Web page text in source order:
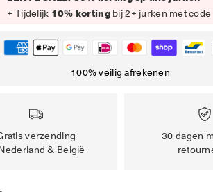
+ Tijdelijk 10% kortingbij 2+ jurken met code
100% veilig afrekenen
verzending
& België
30 dagen